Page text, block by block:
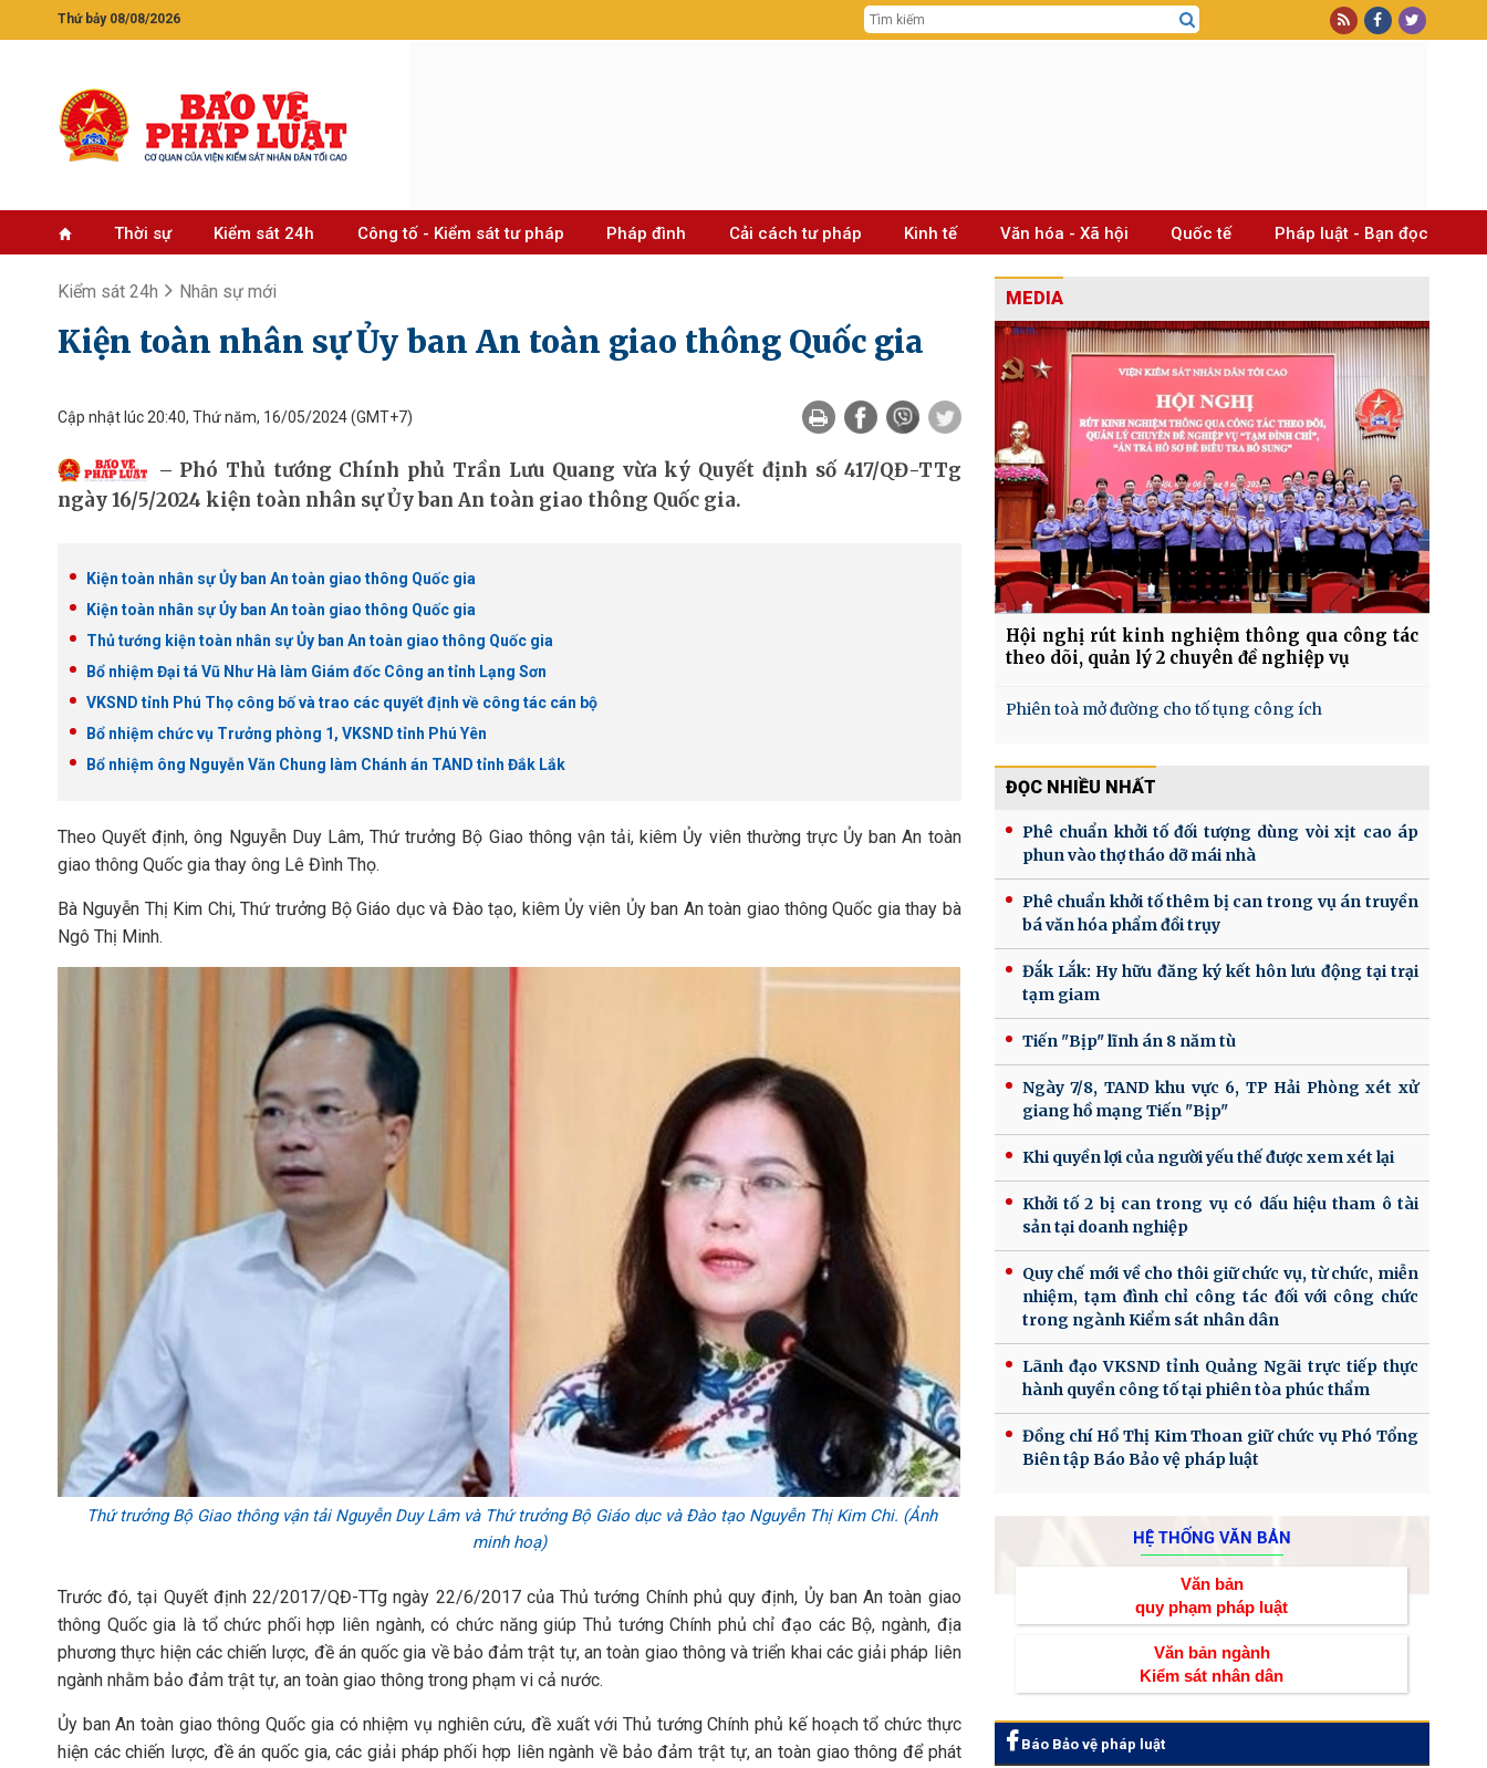
Thứ bảy 08/08/2026
Thời sự Kiểm sát 24h Công tố - Kiểm sát tư pháp Pháp đình Cải cách tư pháp Kinh tế Văn hóa - Xã hội Quốc tế Pháp luật - Bạn đọc
Kiểm sát 24h Nhân sự mới
Kiện toàn nhân sự Ủy ban An toàn giao thông Quốc gia
Cập nhật lúc 20:40, Thứ năm, 16/05/2024(GMT+7)
Phó Thủ tướng Chính phủ Trần Lưu Quang vừa ký Quyết định số 417/QĐ-TTg
ngày 16/5/2024 kiện toàn nhân sự Ủy ban An toàn giao thông Quốc gia.
Kiện toàn nhân sự Ủy ban An toàn giao thông Quốc gia
Kiện toàn nhân sự Ủy ban An toàn giao thông Quốc gia
Thủ tướng kiện toàn nhân sự Ủy ban An toàn giao thông Quốc gia
Bổ nhiệm Đại tá Vũ Như Hà làm Giám đốc Công an tỉnh Lạng Sơn
VKSND tỉnh Phú Thọ công bố và trao các quyết định về công tác cán bộ
Bổ nhiệm chức vụ Trưởng phòng 1, VKSND tỉnh Phú Yên
Bổ nhiệm ông Nguyễn Văn Chung làm Chánh án TAND tỉnh Đắk Lắk
Theo Quyết định, ông Nguyễn Duy Lâm, Thứ trưởng Bộ Giao thông vận tải, kiêm Ủy viên thường trực Ủy ban An toàn
giao thông Quốc gia thay ông Lê Đình Thọ.
Bà Nguyễn Thị Kim Chi, Thứ trưởng Bộ Giáo dục và Đào tạo, kiêm Ủy viên Ủy ban An toàn giao thông Quốc gia thay bà
Ngô Thị Minh.
Thứ trưởng Bộ Giao thông vận tải Nguyễn Duy Lâm và Thứ trưởng Bộ Giáo dục và Đào tạo Nguyễn Thị Kim Chi. (Ảnh
minh hoạ)
Trước đó, tại Quyết định 22/2017/QĐ-TTg ngày 22/6/2017 của Thủ tướng Chính phủ quy định, Ủy ban An toàn giao
thông Quốc gia là tổ chức phối hợp liên ngành, có chức năng giúp Thủ tướng Chính phủ chỉ đạo các Bộ, ngành, địa
phương thực hiện các chiến lược, đề án quốc gia về bảo đảm trật tự, an toàn giao thông và triển khai các giải pháp liên
ngành nhằm bảo đảm trật tự, an toàn giao thông trong phạm vi cả nước.
Ủy ban An toàn giao thông Quốc gia có nhiệm vụ nghiên cứu, đề xuất với Thủ tướng Chính phủ kế hoạch tổ chức thực
hiện các chiến lược, đề án quốc gia, các giải pháp phối hợp liên ngành về bảo đảm trật tự, an toàn giao thông để phát
MEDIA
Hội nghị rút kinh nghiệm thông qua công tác
theo dõi, quản lý 2 chuyên đề nghiệp vụ
Phiên toà mở đường cho tố tụng công ích
ĐỌC NHIỀU NHẤT
Phê chuẩn khởi tố đối tượng dùng vòi xịt cao áp
phun vào thợ tháo dỡ mái nhà
Phê chuẩn khởi tố thêm bị can trong vụ án truyền
bá văn hóa phẩm đồi trụy
Đắk Lắk: Hy hữu đăng ký kết hôn lưu động tại trại
tạm giam
Tiến "Bịp" lĩnh án 8 năm tù
Ngày 7/8, TAND khu vực 6, TP Hải Phòng xét xử
giang hồ mạng Tiến "Bịp"
Khi quyền lợi của người yếu thế được xem xét lại
Khởi tố 2 bị can trong vụ có dấu hiệu tham ô tài
sản tại doanh nghiệp
Quy chế mới về cho thôi giữ chức vụ, từ chức, miễn
nhiệm, tạm đình chỉ công tác đối với công chức
trong ngành Kiểm sát nhân dân
Lãnh đạo VKSND tỉnh Quảng Ngãi trực tiếp thực
hành quyền công tố tại phiên tòa phúc thẩm
Đồng chí Hồ Thị Kim Thoan giữ chức vụ Phó Tổng
Biên tập Báo Bảo vệ pháp luật
HỆ THỐNG VĂN BẢN
Văn bản
quy phạm pháp luật
Văn bản ngành
Kiểm sát nhân dân
Báo Bảo vệ pháp luật